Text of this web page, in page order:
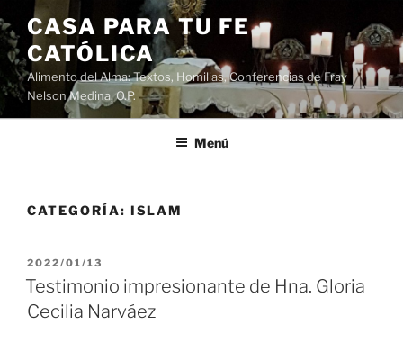
Saltar
al
contenido
CASA PARA TU FE
CATÓLICA
Alimento del Alma: Textos, Homilias, Conferencias de Fray
Nelson Medina, O.P.
Menú
CATEGORÍA: ISLAM
PUBLICADO
EL
2022/01/13
Testimonio impresionante de Hna. Gloria
Cecilia Narváez